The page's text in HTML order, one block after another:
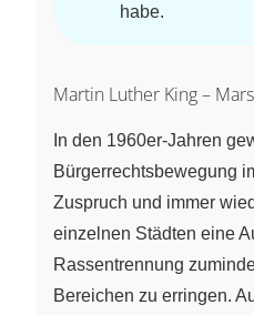
habe.
Martin Luther King –
In den 1960er-Jahren
Bürgerrechtsbewegung
Zuspruch und immer
einzelnen Städten eine
Rassentrennung
Bereichen zu erringen.